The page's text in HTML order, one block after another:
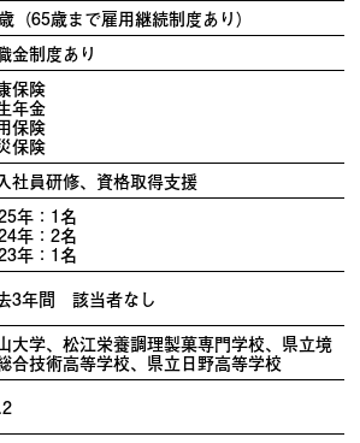
（65歳まで雇用継続制度あり）
金制度あり
保険
年金
保険
保険
社員研修、資格取得支援
年：1名
年：2名
年：1名
3年間 該当者なし
大学、松江栄養調理製菓専門学校、県立境
合技術高等学校、県立日野高等学校